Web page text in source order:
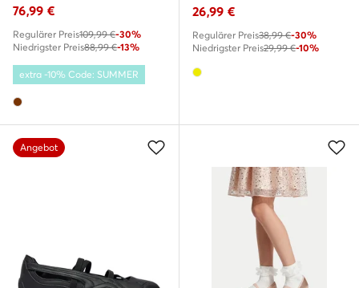
76,99 €
Regulärer Preis109,99 €-30%
Niedrigster Preis88,99 €-13%
extra -10% Code: SUMMER
26,99 €
Regulärer Preis38,99 €-30%
Niedrigster Preis29,99 €-10%
Angebot